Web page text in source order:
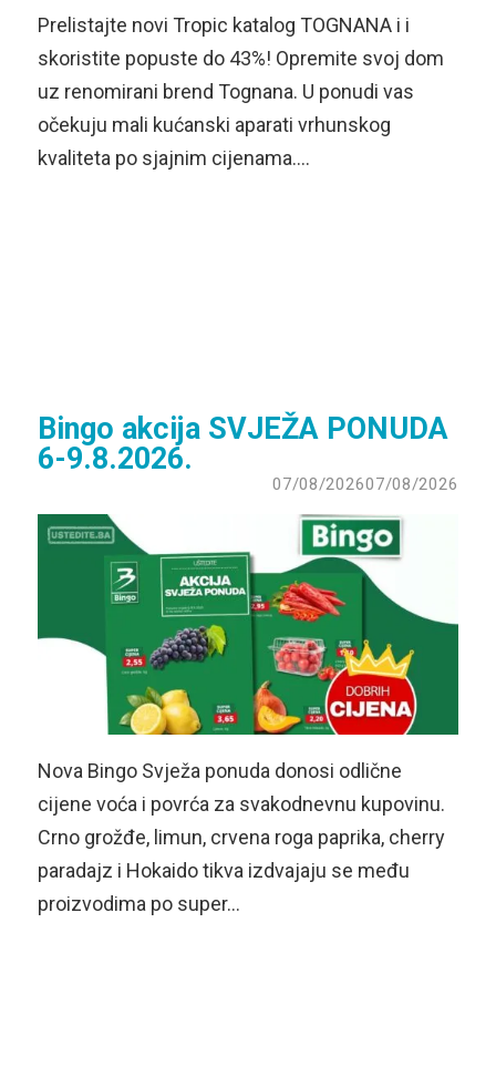
Prelistajte novi Tropic katalog TOGNANA i i
skoristite popuste do 43%! Opremite svoj dom
uz renomirani brend Tognana. U ponudi vas
očekuju mali kućanski aparati vrhunskog
kvaliteta po sjajnim cijenama….
Bingo akcija SVJEŽA PONUDA
6-9.8.2026.
07/08/202607/08/2026
Nova Bingo Svježa ponuda donosi odlične
cijene voća i povrća za svakodnevnu kupovinu.
Crno grožđe, limun, crvena roga paprika, cherry
paradajz i Hokaido tikva izdvajaju se među
proizvodima po super…